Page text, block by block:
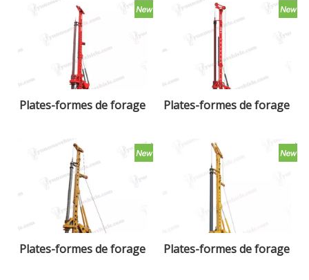
Plates-formes de forage
Plates-formes de forage
Plates-formes de forage
Plates-formes de forage